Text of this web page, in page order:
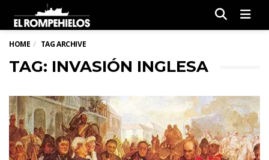
HOME TAG ARCHIVE
TAG: INVASIÓN INGLESA